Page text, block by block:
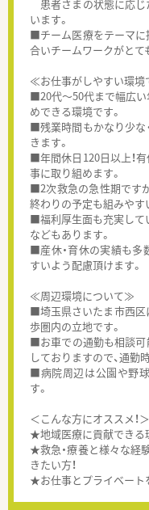
患者さまの状態に応じ
います。
■チーム医療をテーマに
合いチームワークがとて
≪お仕事がしやすい環
■20代～50代まで幅広い
めできる環境です。
■残業時間もかなり少な
きます。
■年間休日120日以上！
事に取り組めます。
■2次救急の急性期です
終わりの予定も組みや
■福利厚生面も充実して
などもあります。
■産休・育休の実績も多
すいよう配慮頂けます。
≪周辺環境について≫
■埼玉県さいたま市西区
歩圏内の立地です。
■お車での通勤も相談可
しておりますので、通勤
■病院周辺は公園や野
す。
＜こんな方にオススメ！＞
★地域医療に貢献できる
★救急・療養と様々な経
きたい方！
★お仕事とプライベート